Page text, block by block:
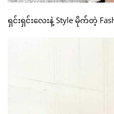
ရှင်းရှင်းလေးနဲ့ Style မိုက်တဲ့